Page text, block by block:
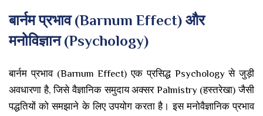
बार्नम प्रभाव (Barnum Effect) और
मनोविज्ञान (Psychology)
बार्नम प्रभाव (Barnum Effect) एक प्रसिद्ध Psychology से जुड़ी
अवधारणा है, जिसे वैज्ञानिक समुदाय अक्सर Palmistry (हस्तरेखा) जैसी
पद्धतियों को समझाने के लिए उपयोग करता है। इस मनोवैज्ञानिक प्रभाव